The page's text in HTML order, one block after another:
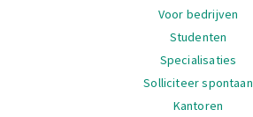
Voor bedrijven
Studenten
Specialisaties
Solliciteer spontaan
Kantoren